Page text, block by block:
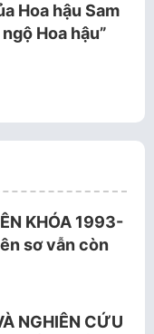
Hoa hậu Sam
Hoa hậu”
KHÓA 1993-
sơ vẫn còn
NGHIÊN CỨU